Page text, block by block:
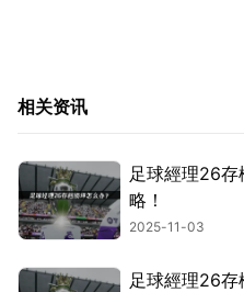
相关资讯
足球經理26
略！
2025-11-03
足球經理26存